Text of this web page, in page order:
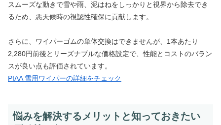
スムーズな動きで雪や雨、泥はねをしっかりと視界から除去でき
るため、悪天候時の視認性確保に貢献します。
さらに、ワイパーゴムの単体交換はできませんが、1本あたり
2,280円前後とリーズナブルな価格設定で、性能とコストのバラン
スが良い点も評価されています。
PIAA 雪用ワイパーの詳細をチェック
悩みを解決するメリットと知っておきたい